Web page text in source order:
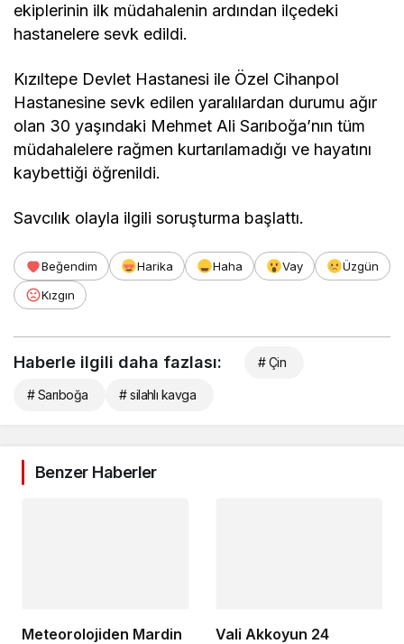
ekiplerinin ilk müdahalenin ardından ilçedeki
hastanelere sevk edildi.
Kızıltepe Devlet Hastanesi ile Özel Cihanpol
Hastanesine sevk edilen yaralılardan durumu ağır
olan 30 yaşındaki Mehmet Ali Sarıboğa’nın tüm
müdahalelere rağmen kurtarılamadığı ve hayatını
kaybettiği öğrenildi.
Savcılık olayla ilgili soruşturma başlattı.
Beğendim Harika Haha Vay
Üzgün
Kızgın
Haberle ilgili daha fazlası: # Çin
# Sarıboğa # silahlı kavga
Benzer Haberler
Meteorolojiden Mardin
Vali Akkoyun 24